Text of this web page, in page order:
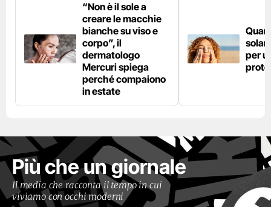
“Non è il sole a
creare le macchie
bianche su viso e
corpo”, il
dermatologo
Mercuri spiega
perché compaiono
in estate
per
Più che un giornale
Il media che racconta il tempo in cui
viviamo con occhi moderni